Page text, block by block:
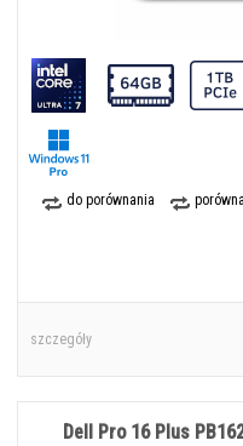
do porównania
szczegóły
Dell Pro 16 Plus